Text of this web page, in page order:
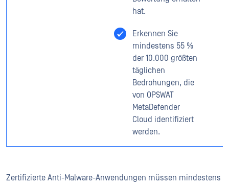
hat.
Erkennen Sie
mindestens 55 %
der 10.000 größten
täglichen
Bedrohungen, die
von OPSWAT
MetaDefender
Cloud identifiziert
werden.
Zertifizierte Anti-Malware-Anwendungen müssen mindestens